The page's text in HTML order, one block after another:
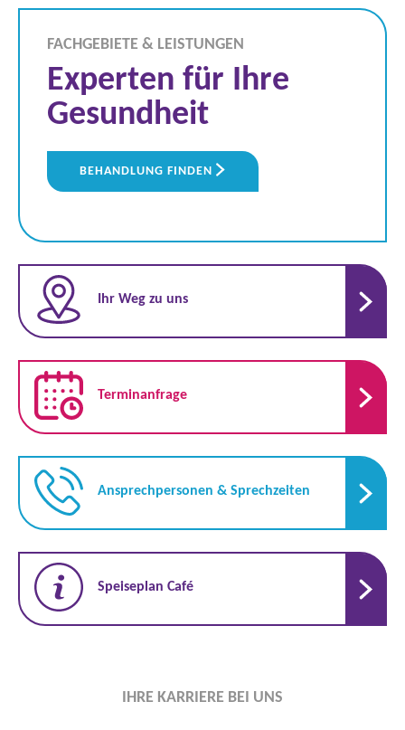
FACHGEBIETE & LEISTUNGEN
Experten für Ihre
Gesundheit
BEHANDLUNG FINDEN
Ihr Weg zu uns
Terminanfrage
Ansprechpersonen & Sprechzeiten
Speiseplan Café
IHRE KARRIERE BEI UNS